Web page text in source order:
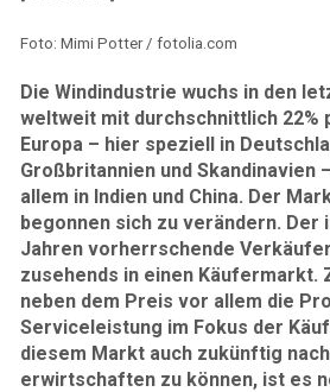
Foto: Mimi Potter / fotolia.com
Die Windindustrie wuchs in den
weltweit mit durchschnittlich 22%
Europa – hier speziell in
Großbritannien und Skandinavien
allem in Indien und China. Der
begonnen sich zu verändern. Der
Jahren vorherrschende
zusehends in einen Käufermarkt.
neben dem Preis vor allem die
Serviceleistung im Fokus der
diesem Markt auch zukünftig
erwirtschaften zu können, ist es